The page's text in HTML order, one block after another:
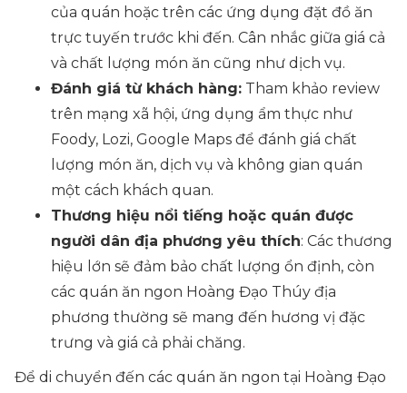
của quán hoặc trên các ứng dụng đặt đồ ăn
trực tuyến trước khi đến. Cân nhắc giữa giá cả
và chất lượng món ăn cũng như dịch vụ.
Đánh giá từ khách hàng: Tham khảo review
trên mạng xã hội, ứng dụng ẩm thực như
Foody, Lozi, Google Maps để đánh giá chất
lượng món ăn, dịch vụ và không gian quán
một cách khách quan.
Thương hiệu nổi tiếng hoặc quán được
người dân địa phương yêu thích: Các thương
hiệu lớn sẽ đảm bảo chất lượng ổn định, còn
các quán ăn ngon Hoàng Đạo Thúy địa
phương thường sẽ mang đến hương vị đặc
trưng và giá cả phải chăng.
Để di chuyển đến các quán ăn ngon tại Hoàng Đạo